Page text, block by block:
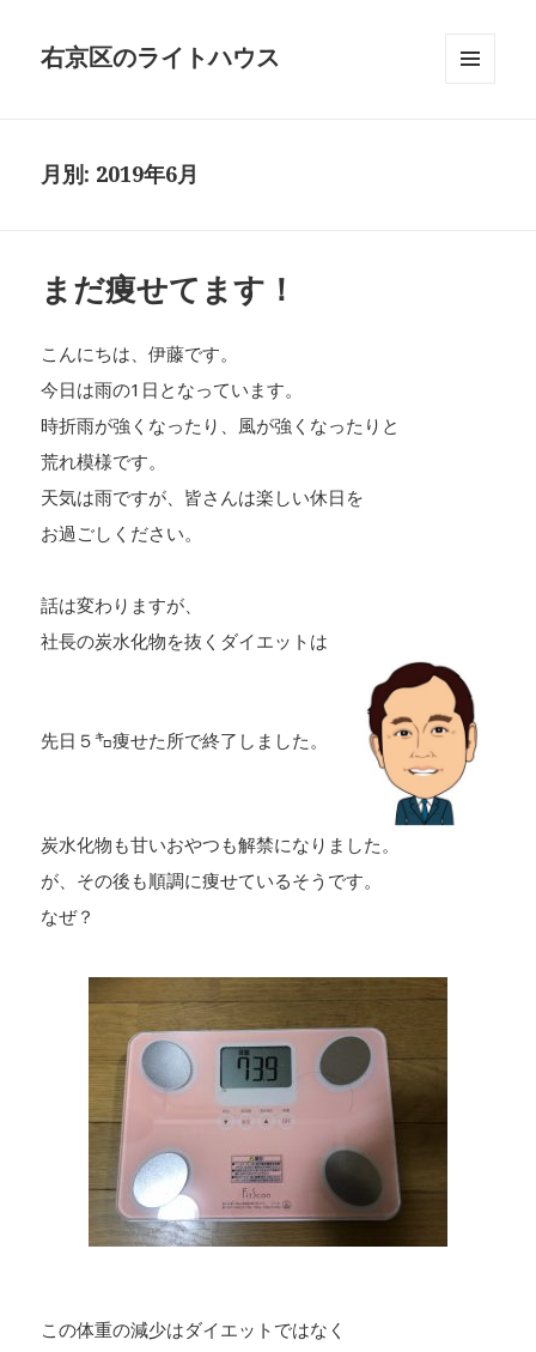
右京区のライトハウス
月別: 2019年6月
まだ痩せてます！
こんにちは、伊藤です。
今日は雨の1日となっています。
時折雨が強くなったり、風が強くなったりと
荒れ模様です。
天気は雨ですが、皆さんは楽しい休日を
お過ごしください。
話は変わりますが、
社長の炭水化物を抜くダイエットは
先日５㌔痩せた所で終了しました。
炭水化物も甘いおやつも解禁になりました。
が、その後も順調に痩せているそうです。
なぜ？
この体重の減少はダイエットではなく